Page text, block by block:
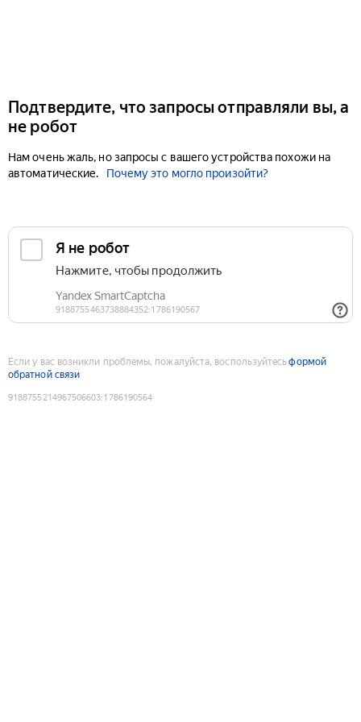
Подтвердите, что запросы отправляли вы, а
не робот
Нам очень жаль, но запросы с вашего устройства похожи на
автоматические.
Почему это могло произойти?
Если у вас возникли проблемы, пожалуйста, воспользуйтесьформой
обратной связи
9188755214967506603:1786190564